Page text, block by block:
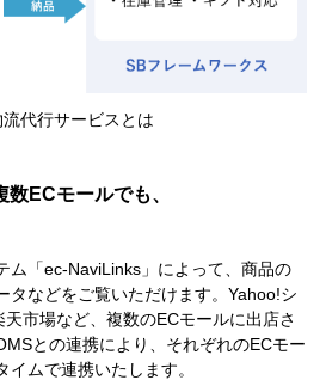
流代行サービスとは
ECモールでも、
ム「ec-NaviLinks」によって、商品の
タなどをご覧いただけます。Yahoo!シ
市場など、複数のECモールに出店さ
との連携により、それぞれのECモー
ムで連携いたします。